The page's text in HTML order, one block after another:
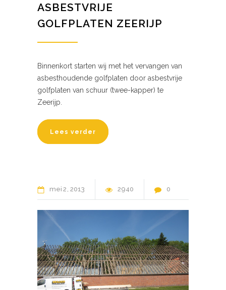
ASBESTVRIJE
GOLFPLATEN ZEERIJP
Binnenkort starten wij met het vervangen van
asbesthoudende golfplaten door asbestvrije
golfplaten van schuur (twee-kapper) te
Zeerijp.
Lees verder
mei 2 2013 2940 0